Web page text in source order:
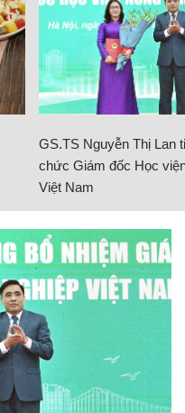
GS.TS Nguyễn Thị Lan
chức Giám đốc Học
Việt Nam